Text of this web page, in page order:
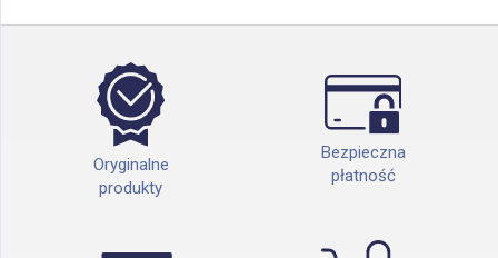
Oryginalne
produkty
Bezpieczna
płatność